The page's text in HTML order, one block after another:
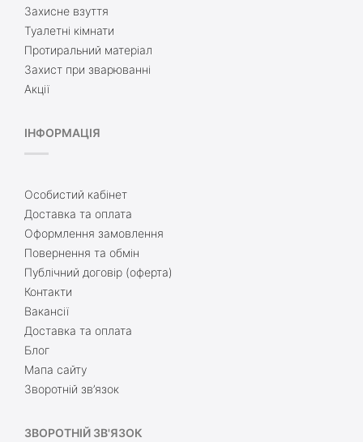
Захисне взуття
Туалетні кімнати
Протиральний матеріал
Захист при зварюванні
Акції
ІНФОРМАЦІЯ
Особистий кабінет
Доставка та оплата
Оформлення замовлення
Повернення та обмін
Публічний договір (оферта)
Контакти
Вакансії
Доставка та оплата
Блог
Мапа сайту
Зворотній зв’язок
ЗВОРОТНІЙ ЗВ'ЯЗОК